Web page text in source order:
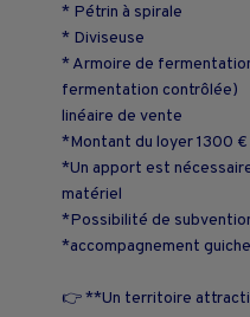
* Pétrin à spirale
* Diviseuse
* Armoire de
fermentation contrôlée)
linéaire de vente
*Montant du loyer 1300 €
*Un apport est
matériel
*Possibilité de
*accompagnement
👉 **Un territoire